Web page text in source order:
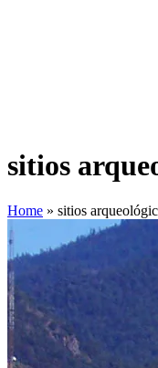
sitios
Home » sitios